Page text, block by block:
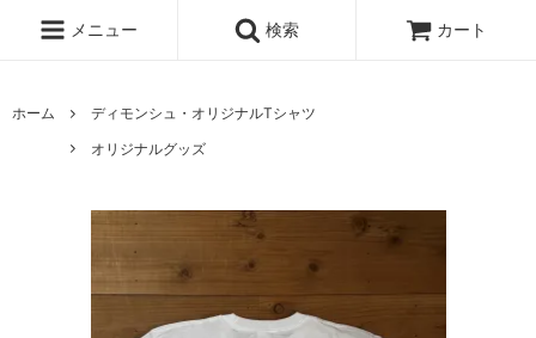
メニュー 検索 カート
ホーム
ディモンシュ・オリジナルTシャツ
オリジナルグッズ